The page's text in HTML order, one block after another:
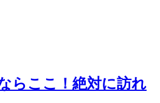
らここ！絶対に訪れ